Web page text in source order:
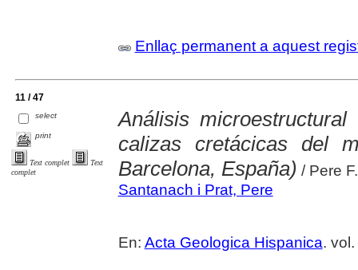
Enllaç permanent a aquest
11 / 47
select
print
Text complet
Text
complet
Análisis
calizas cretácicas del
Barcelona, España) / Pere
Santanach i Prat, Pere
En: Acta Geologica Hispanica.